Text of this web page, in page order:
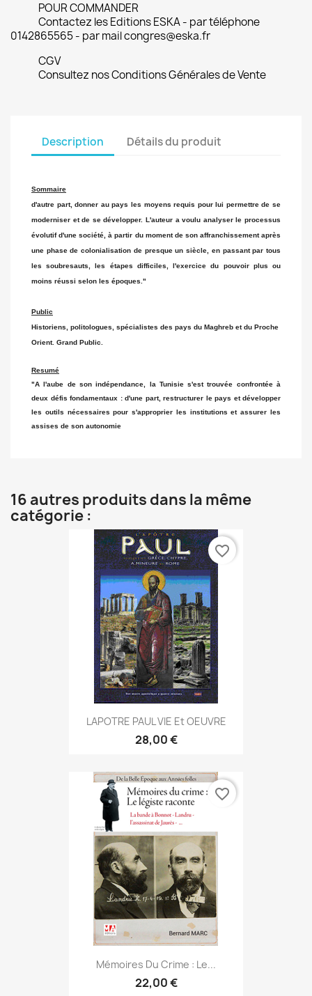
POUR COMMANDER
Contactez les Editions ESKA - par téléphone
0142865565 - par mail congres@eska.fr
CGV
Consultez nos Conditions Générales de Vente
Description Détails du produit
Sommaire
d'autre part, donner au pays les moyens requis pour lui permettre de se
moderniser et de se développer. L'auteur a voulu analyser le processus
évolutif d'une société, à partir du moment de son affranchissement après
une phase de colonialisation de presque un siècle, en passant par tous
les soubresauts, les étapes difficiles, l'exercice du pouvoir plus ou
moins réussi selon les époques."
Public
Historiens, politologues, spécialistes des pays du Maghreb et du Proche
Orient. Grand Public.
Resumé
"A l'aube de son indépendance, la Tunisie s'est trouvée confrontée à
deux défis fondamentaux : d'une part, restructurer le pays et développer
les outils nécessaires pour s'approprier les institutions et assurer les
assises de son autonomie
16 autres produits dans la même
catégorie :
LAPOTRE PAUL VIE Et OEUVRE
28,00 €
favorite_border
Mémoires Du Crime : Le...
22,00 €
favorite_border